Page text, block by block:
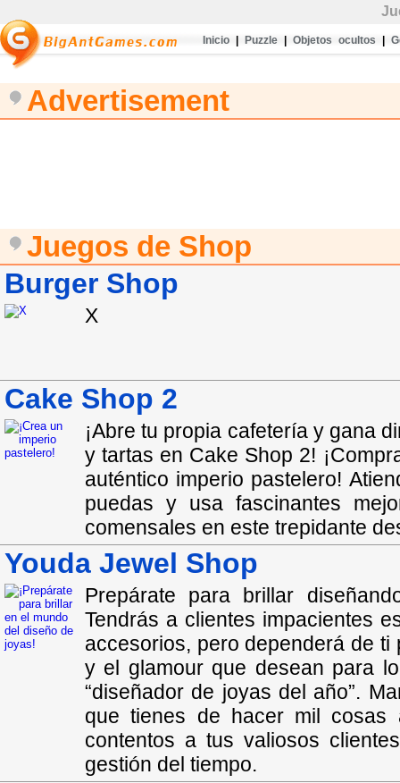
Inicio Puzzle Objetos ocultos
Advertisement
Juegos de Shop
Burger Shop
X
Cake Shop 2
¡Abre tu propia cafetería y gana
y tartas en Cake Shop 2!
auténtico imperio pastelero!
puedas y usa fascinantes
comensales en este trepidante
Youda Jewel Shop
Prepárate para brillar
Tendrás a clientes impacientes
accesorios, pero dependerá de
y el glamour que desean para
“diseñador de joyas del año”.
que tienes de hacer mil cosas
contentos a tus valiosos
gestión del tiempo.